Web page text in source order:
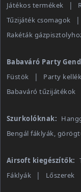
Játékos termékek
Tűzijáték csomagok
Rakéták
Babaváró Party
Füstök
Party
Babaváró tűzijátékok
Szurkolóknak:
Bengál fáklyák,
Airsoft kiegészítők:
Fáklyák
Lőszerek